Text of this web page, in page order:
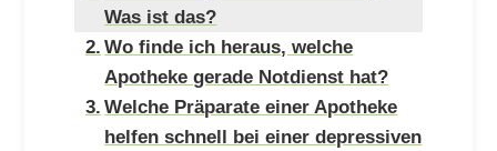
Was ist das?
Wo finde ich heraus, welche
Apotheke gerade Notdienst hat?
Welche Präparate einer Apotheke
helfen schnell bei einer depressiven